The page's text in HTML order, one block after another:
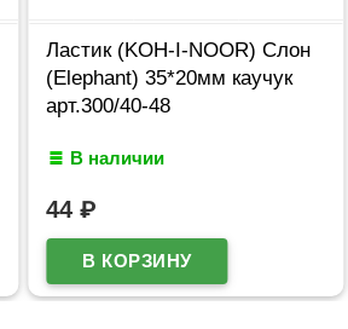
Ластик (KOH-I-NOOR) Слон
(Elephant) 35*20мм каучук
арт.300/40-48
В наличии
44₽